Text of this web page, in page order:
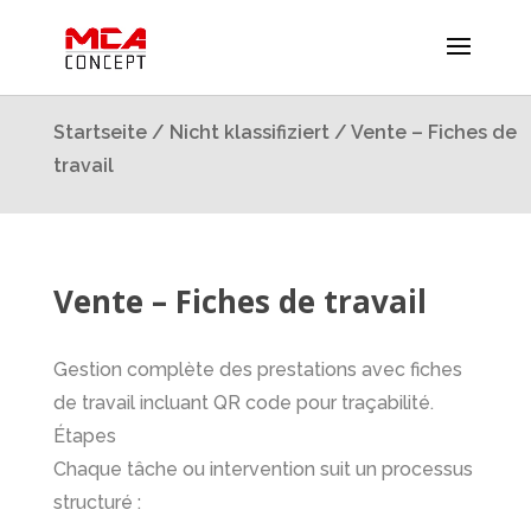
Startseite/ Nicht klassifiziert/ Vente – Fiches de
travail
Vente – Fiches de travail
Gestion complète des prestations avec fiches
de travail incluant QR code pour traçabilité.
Étapes
Chaque tâche ou intervention suit un processus
structuré :